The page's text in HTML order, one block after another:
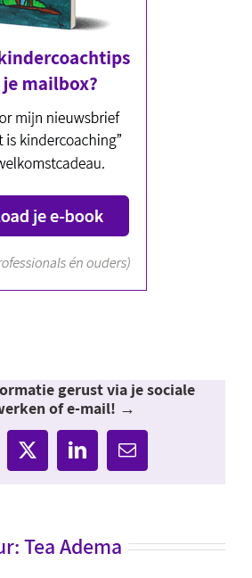
gerust via je sociale
of e-mail! →
X LinkedIn
E-
mail
Tea Adema